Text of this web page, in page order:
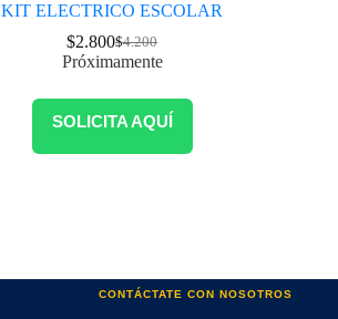
KIT ELECTRICO ESCOLAR
$4.200
$2.800
Próximamente
SOLICITA AQUÍ
CONTÁCTATE CON NOSOTROS